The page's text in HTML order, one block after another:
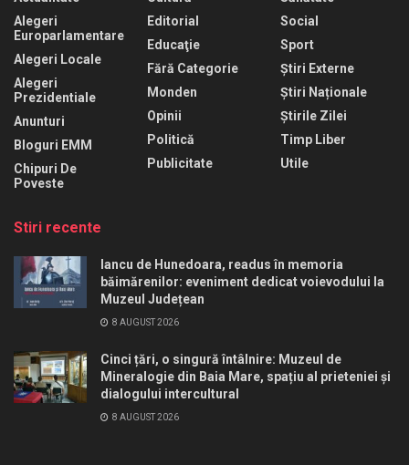
Alegeri
Europarlamentare
Alegeri Locale
Alegeri
Prezidentiale
Anunturi
Bloguri EMM
Chipuri De
Poveste
Editorial
Educaţie
Fără Categorie
Monden
Opinii
Politică
Publicitate
Social
Sport
Știri Externe
Știri Naționale
Știrile Zilei
Timp Liber
Utile
Stiri recente
Iancu de Hunedoara, readus în memoria
băimărenilor: eveniment dedicat voievodului la
Muzeul Județean
8 AUGUST 2026
Cinci țări, o singură întâlnire: Muzeul de
Mineralogie din Baia Mare, spațiu al prieteniei și
dialogului intercultural
8 AUGUST 2026